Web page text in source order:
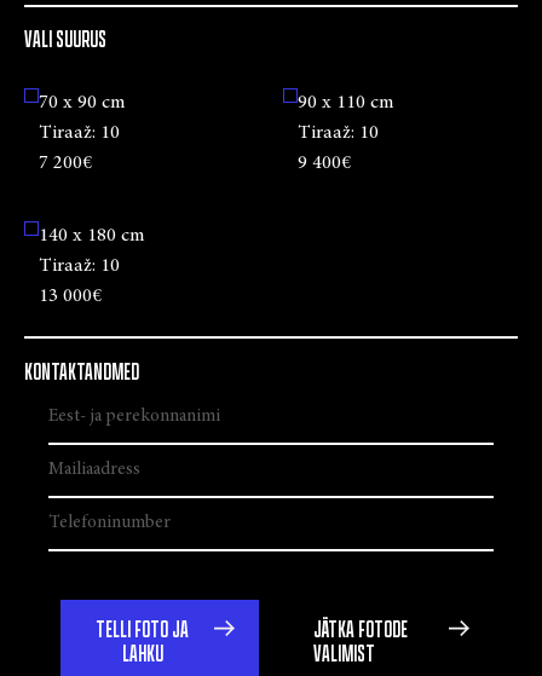
VALI SUURUS
70 x 90 cm
Tiraaž: 10
7 200€
90 x 110 cm
Tiraaž: 10
9 400€
140 x 180 cm
Tiraaž: 10
13 000€
KONTAKTANDMED
TELLI FOTO JA
LAHKU
JÄTKA FOTODE
VALIMIST